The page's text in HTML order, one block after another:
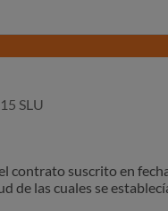
SLU
contrato suscrito en
de las cuales se